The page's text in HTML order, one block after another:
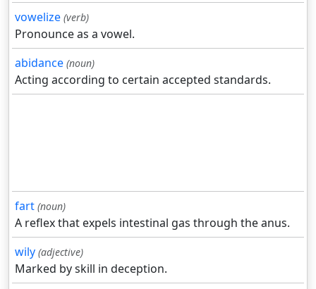
vowelize (verb)
Pronounce as a vowel.
abidance (noun)
Acting according to certain accepted standards.
fart (noun)
A reflex that expels intestinal gas through the anus.
wily (adjective)
Marked by skill in deception.